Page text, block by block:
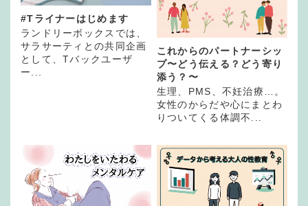
#Tライナーはじめます
ランドリーボックスでは、
サラサーティとの共同企画
として、Tバックユーザ
ー...
これからのパートナーシッ
プ〜どう伝える？どう寄り
添う？〜
生理、PMS、不妊治療…。
女性のからだや心にまとわ
りついてくる体調不...